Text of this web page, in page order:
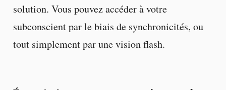
solution. Vous pouvez accéder à votre
subconscient par le biais de synchronicités, ou
tout simplement par une vision flash.